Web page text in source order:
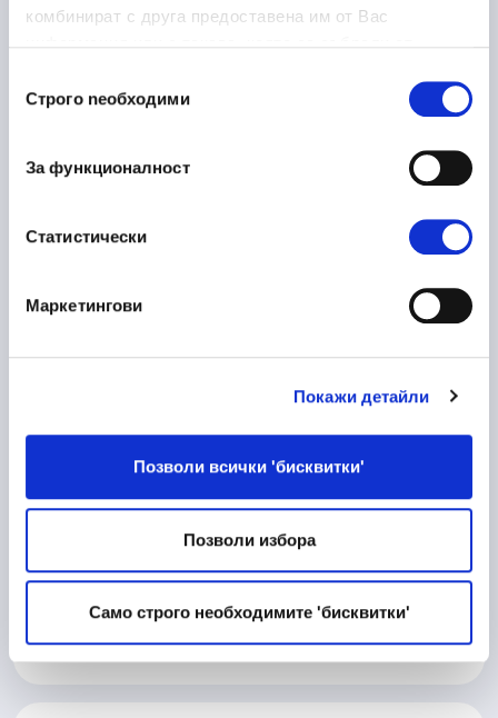
комбинират с друга предоставена им от Вас
наСтрого nеобходими
За функционалност
Статистически
Маркетингови
Покажи детайли
Позволи всички 'бисквитки'
Позволи избора
Само строго необходимите 'бисквитки'
на мястоСофия
металообработка
Пловдив
Процесен Инженер